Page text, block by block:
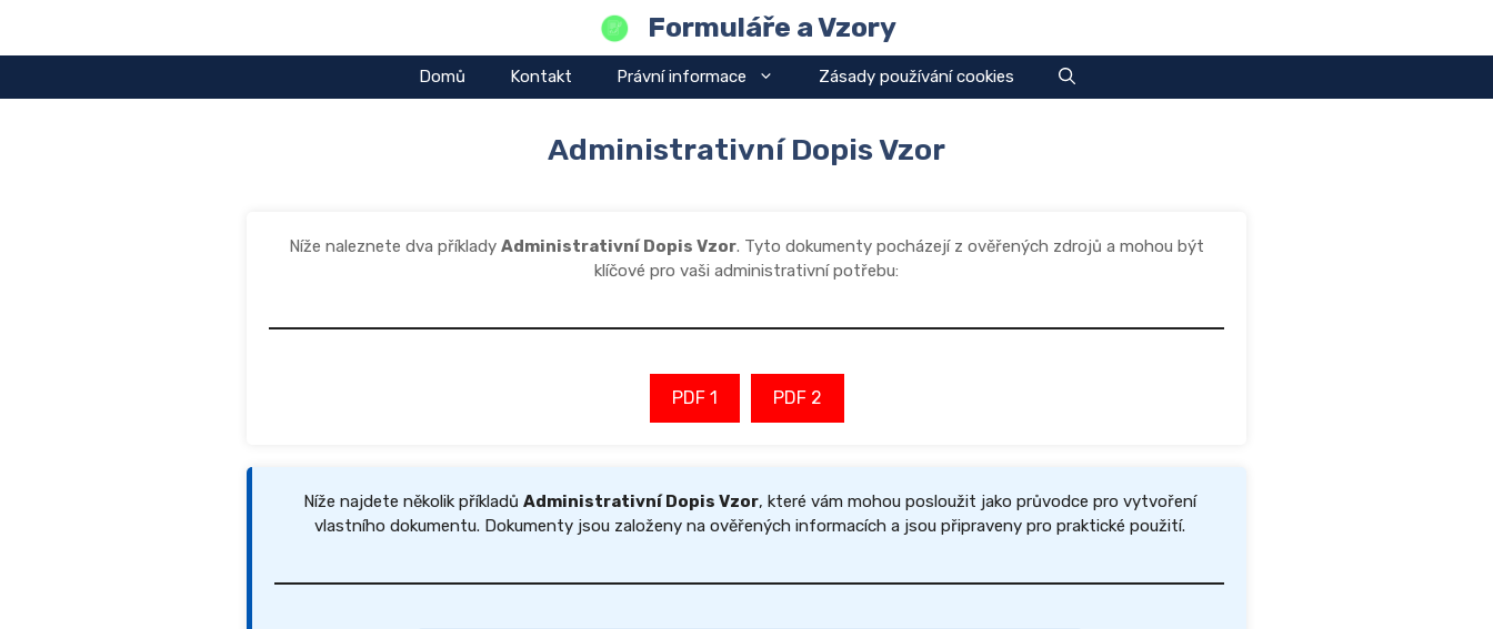
obsah
Formuláře a Vzory
Domů Kontakt Právní informace Zásady používání cookies
Administrativní Dopis Vzor
Níže naleznete dva příklady Administrativní Dopis Vzor. Tyto dokumenty pocházejí z ověřených zdrojů a mohou být
klíčové pro vaši administrativní potřebu:
PDF 1 PDF 2
Níže najdete několik příkladů Administrativní Dopis Vzor, které vám mohou posloužit jako průvodce pro vytvoření
vlastního dokumentu. Dokumenty jsou založeny na ověřených informacích a jsou připraveny pro praktické použití.